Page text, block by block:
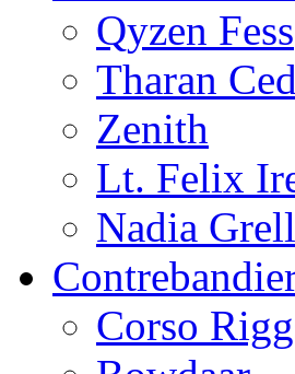
Qyzen Fess
Tharan
Zenith
Lt. Felix
Nadia Grell
Corso